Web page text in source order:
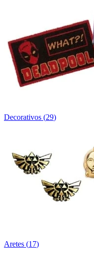
Decorativos (29)
Aretes (17)